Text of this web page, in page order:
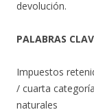
devolución.
PALABRAS
Impuestos
/ cuarta
naturales